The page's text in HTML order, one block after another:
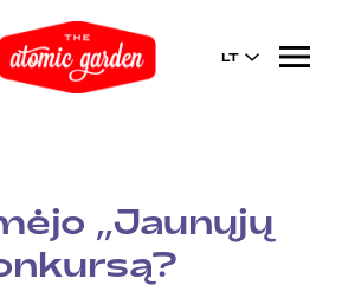
LT
,,Jaunųjų